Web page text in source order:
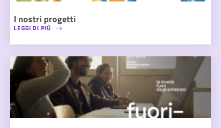
I nostri progetti
LEGGI DI PIÙ